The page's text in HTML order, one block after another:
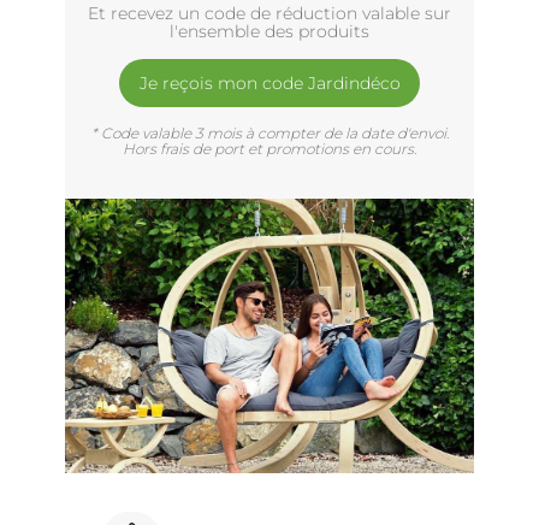
Et recevez un code de réduction valable sur
l'ensemble des produits
Je reçois mon code Jardindéco
* Code valable 3 mois à compter de la date d'envoi.
Hors frais de port et promotions en cours.